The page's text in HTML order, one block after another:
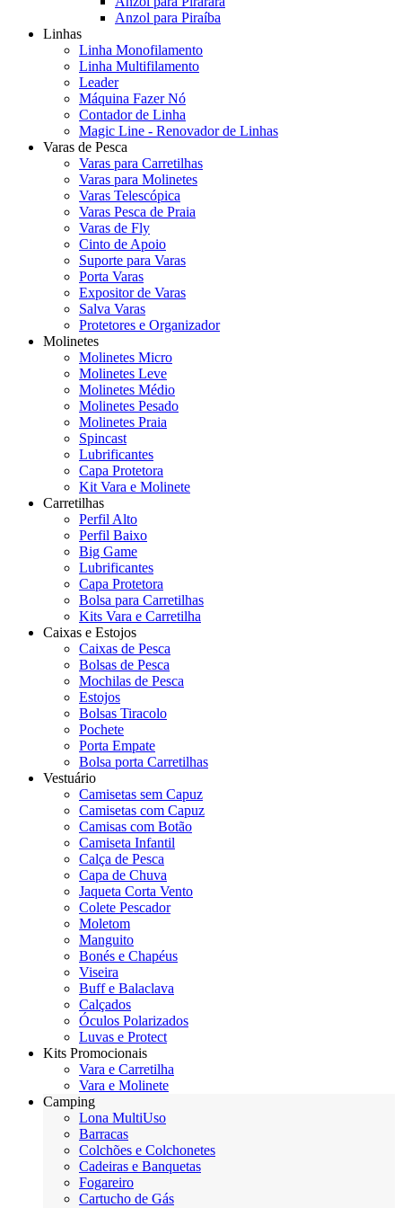
Anzol para Piraíba
Linhas
Linha Monofilamento
Linha Multifilamento
Leader
Máquina Fazer Nó
Contador de Linha
Magic Line - Renovador de Linhas
Varas de Pesca
Varas para Carretilhas
Varas para Molinetes
Varas Telescópica
Varas Pesca de Praia
Varas de Fly
Cinto de Apoio
Suporte para Varas
Porta Varas
Expositor de Varas
Salva Varas
Protetores e Organizador
Molinetes
Molinetes Micro
Molinetes Leve
Molinetes Médio
Molinetes Pesado
Molinetes Praia
Spincast
Lubrificantes
Capa Protetora
Kit Vara e Molinete
Carretilhas
Perfil Alto
Perfil Baixo
Big Game
Lubrificantes
Capa Protetora
Bolsa para Carretilhas
Kits Vara e Carretilha
Caixas e Estojos
Caixas de Pesca
Bolsas de Pesca
Mochilas de Pesca
Estojos
Bolsas Tiracolo
Pochete
Porta Empate
Bolsa porta Carretilhas
Vestuário
Camisetas sem Capuz
Camisetas com Capuz
Camisas com Botão
Camiseta Infantil
Calça de Pesca
Capa de Chuva
Jaqueta Corta Vento
Colete Pescador
Moletom
Manguito
Bonés e Chapéus
Viseira
Buff e Balaclava
Calçados
Óculos Polarizados
Luvas e Protect
Kits Promocionais
Vara e Carretilha
Vara e Molinete
Camping
Lona MultiUso
Barracas
Colchões e Colchonetes
Cadeiras e Banquetas
Fogareiro
Cartucho de Gás